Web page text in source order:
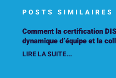
POSTS SIMILAIRES
Comment la certification
dynamique d’équipe et la
LIRE LA SUITE...